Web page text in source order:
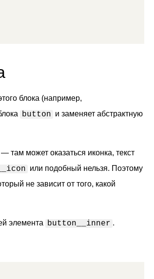
блока (например,
button и заменяет абстрактную
там может оказаться иконка, текст
или подобный нельзя. Поэтому
не зависит от того, какой
элемента button__inner .